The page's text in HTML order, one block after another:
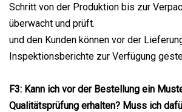
Schritt von der Produktion bis zur
überwacht und prüft.
und den Kunden können vor der
Inspektionsberichte zur Verfügung
F3: Kann ich vor der Bestellung ein
Qualitätsprüfung erhalten? Muss ich